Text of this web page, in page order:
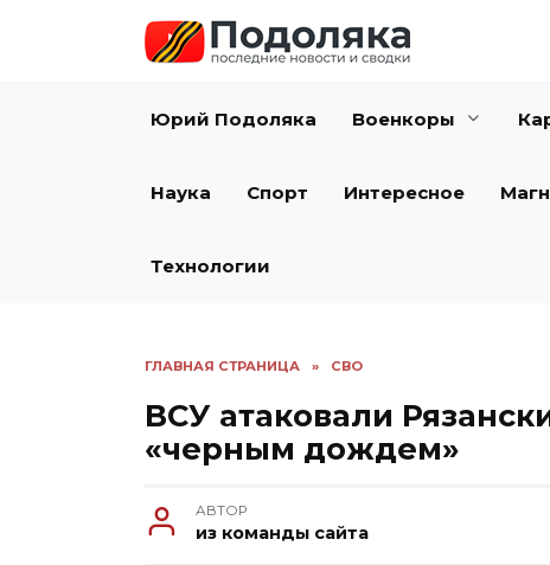
Юрий Подоляка Военкоры
Наука Спорт Интересное
Технологии
ГЛАВНАЯ СТРАНИЦА » СВО
ВСУ атаковали
«черным дождем»
АВТОР
из команды сайта